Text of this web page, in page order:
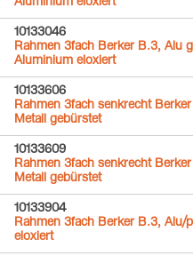
Aluminium eloxiert
10133046
Rahmen 3fach Berker B.3, Alu
Aluminium eloxiert
10133606
Rahmen 3fach senkrecht
Metall gebürstet
10133609
Rahmen 3fach senkrecht
Metall gebürstet
10133904
Rahmen 3fach Berker B.3, Alu/
eloxiert